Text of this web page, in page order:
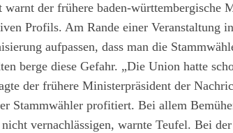
der frühere baden-
Profils. Am Rande einer Veranstaltung
aufpassen, dass man die
berge diese Gefahr. „Die Union hatte
der frühere Ministerpräsident der
Stammwähler profitiert. Bei allem
vernachlässigen, warnte Teufel. Bei